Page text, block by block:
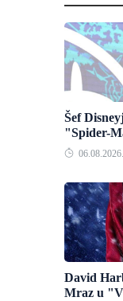
Šef
"Spider-
06.08.2026.
David
Mraz u